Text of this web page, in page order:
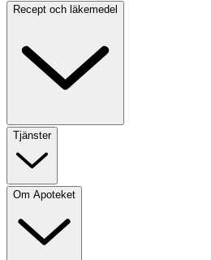
Recept och läkemedel
Tjänster
Om Apoteket